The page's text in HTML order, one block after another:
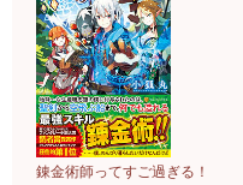
錬金術師ってすご過ぎる！